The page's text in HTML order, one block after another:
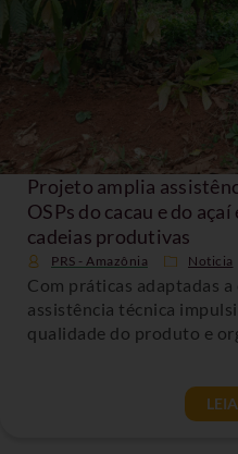
Projeto amplia
OSPs do cacau e do
cadeias produtivas
PRS - Amazônia Noticia
Com práticas adaptadas
assistência técnica
qualidade do produto e